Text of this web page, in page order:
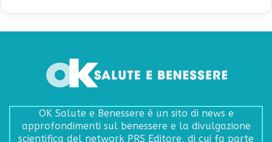
OK Salute e Benessere è un sito di news e
approfondimenti sul benessere e la divulgazione
scientifica del network PRS Editore, di cui fa parte